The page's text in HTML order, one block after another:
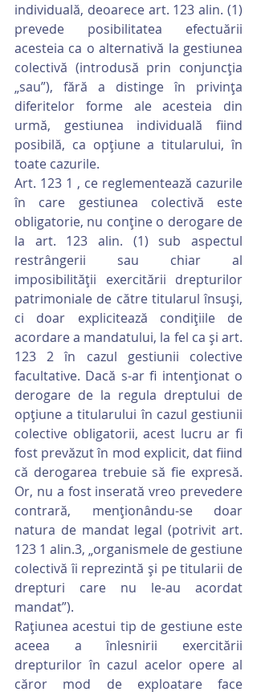
individuală, deoarece art. 123 alin. (1)
prevede posibilitatea efectuării
acesteia ca o alternativă la gestiunea
colectivă (introdusă prin conjuncţia
„sau”), fără a distinge în privinţa
diferitelor forme ale acesteia din
urmă, gestiunea individuală fiind
posibilă, ca opţiune a titularului, în
toate cazurile.
Art. 123 1 , ce reglementează cazurile
în care gestiunea colectivă este
obligatorie, nu conţine o derogare de
la art. 123 alin. (1) sub aspectul
restrângerii sau chiar al
imposibilităţii exercitării drepturilor
patrimoniale de către titularul însuşi,
ci doar explicitează condiţiile de
acordare a mandatului, la fel ca şi art.
123 2 în cazul gestiunii colective
facultative. Dacă s-ar fi intenţionat o
derogare de la regula dreptului de
opţiune a titularului în cazul gestiunii
colective obligatorii, acest lucru ar fi
fost prevăzut în mod explicit, dat fiind
că derogarea trebuie să fie expresă.
Or, nu a fost inserată vreo prevedere
contrară, menţionându-se doar
natura de mandat legal (potrivit art.
123 1 alin.3, „organismele de gestiune
colectivă îi reprezintă şi pe titularii de
drepturi care nu le-au acordat
mandat”).
Raţiunea acestui tip de gestiune este
aceea a înlesnirii exercitării
drepturilor în cazul acelor opere al
căror mod de exploatare face